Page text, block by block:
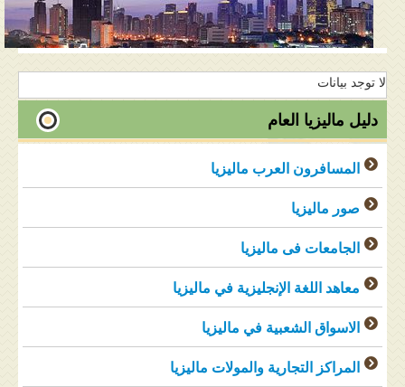
فنادق ماليزيا
الاماكن السياحية ماليزيا
عروض السياحة ماليزيا
مواصلات ماليزيا
مدن ماليزيا
كيفية الحجز
من نحن
لا توجد بيانات
دليل ماليزيا العام
المسافرون العرب ماليزيا
صور ماليزيا
الجامعات فى ماليزيا
معاهد اللغة الإنجليزية في ماليزيا
الاسواق الشعبية في ماليزيا
المراكز التجارية والمولات ماليزيا